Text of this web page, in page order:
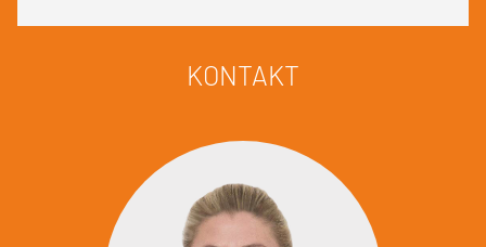
KONTAKT